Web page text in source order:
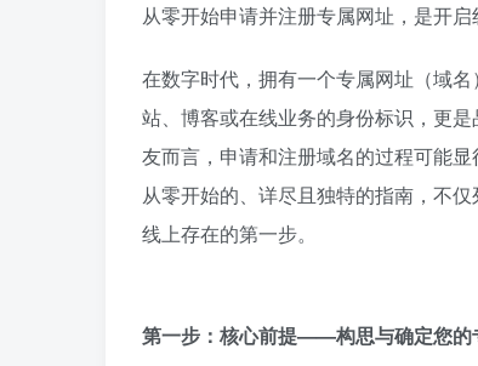
从零开始申请并注册专属网址，是开启
在数字时代，拥有一个专属网址（域
站、博客或在线业务的身份标识，更
友而言，申请和注册域名的过程可能
从零开始的、详尽且独特的指南，不
线上存在的第一步。
第一步：核心前提——构思与确定您的